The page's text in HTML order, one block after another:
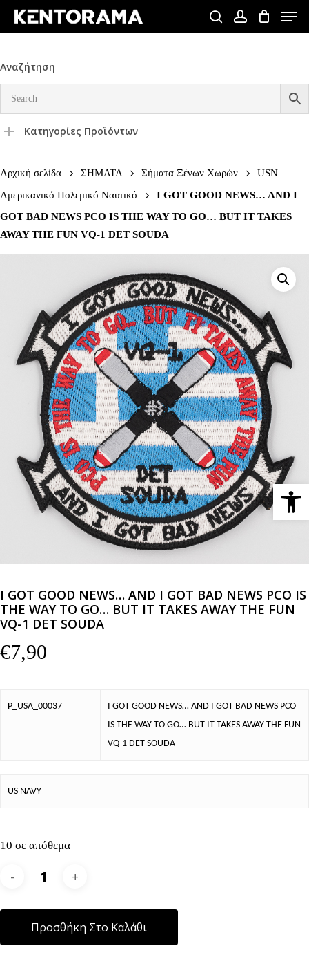
Skip
content
searchaccount
Menu
Αναζήτηση
Κατηγορίες Προϊόντων
Αρχική σελίδα ΣΗΜΑΤΑ Σήματα Ξένων Χωρών
USN
Αμερικανικό Πολεμικό Ναυτικό
I GOT GOOD NEWS… AND I
GOT BAD NEWS PCO IS THE WAY TO GO… BUT IT TAKES
AWAY THE FUN VQ-1 DET SOUDA
I GOT GOOD NEWS… AND I GOT BAD NEWS PCO IS
THE WAY TO GO… BUT IT TAKES AWAY THE FUN
VQ-1 DET SOUDA
€7,90
P_USA_00037
I GOT GOOD NEWS… AND I GOT BAD NEWS PCO
IS THE WAY TO GO… BUT IT TAKES AWAY THE FUN
VQ-1 DET SOUDA
US NAVY
10 σε απόθεμα
Προσθήκη Στο Καλάθι